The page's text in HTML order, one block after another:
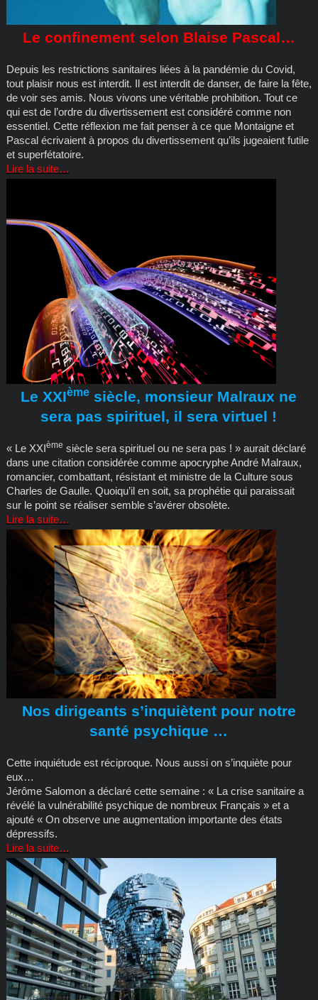
Le confinement selon Blaise Pascal…
Depuis les restrictions sanitaires liées à la pandémie du Covid,
tout plaisir nous est interdit. Il est interdit de danser, de faire la fête,
de voir ses amis. Nous vivons une véritable prohibition. Tout ce
qui est de l’ordre du divertissement est considéré comme non
essentiel. Cette réflexion me fait penser à ce que Montaigne et
Pascal écrivaient à propos du divertissement qu’ils jugeaient futile
et superfétatoire.
Lire la suite…
Le XXIème siècle, monsieur Malraux ne
sera pas spirituel, il sera virtuel !
« Le XXIème siècle sera spirituel ou ne sera pas ! » aurait déclaré
dans une citation considérée comme apocryphe André Malraux,
romancier, combattant, résistant et ministre de la Culture sous
Charles de Gaulle. Quoiqu’il en soit, sa prophétie qui paraissait
sur le point se réaliser semble s’avérer obsolète.
Lire la suite…
Nos dirigeants s’inquiètent pour notre
santé psychique …
Cette inquiétude est réciproque. Nous aussi on s’inquiète pour
eux…
Jérôme Salomon a déclaré cette semaine : « La crise sanitaire a
révélé la vulnérabilité psychique de nombreux Français » et a
ajouté « On observe une augmentation importante des états
dépressifs.
Lire la suite…